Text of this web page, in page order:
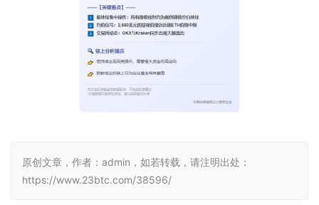
原创文章，作者：admin，如若转载，请注明出处：
https://www.23btc.com/38596/